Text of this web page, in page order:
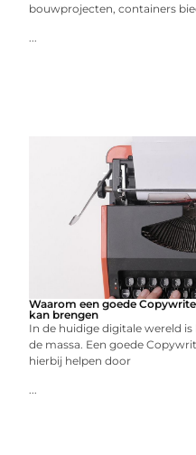
bouwprojecten, containers
...
Waarom een goede
kan brengen
In de huidige digitale wereld
de massa. Een goede
hierbij helpen door
...